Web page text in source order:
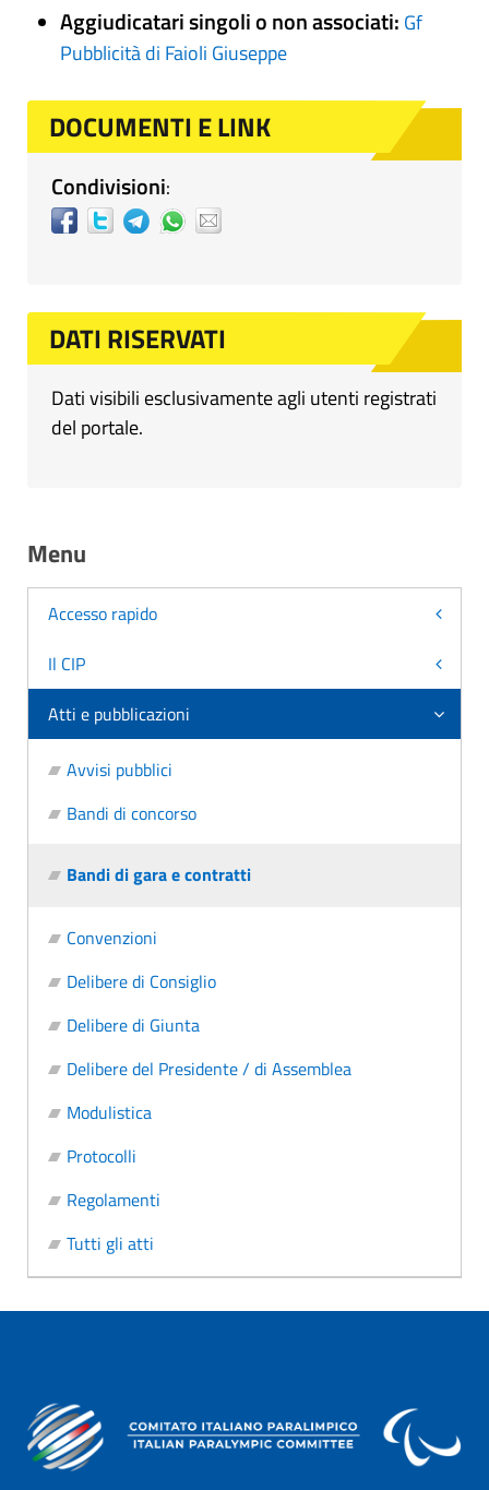
Aggiudicatari singoli o non associati: Gf
Pubblicità di Faioli Giuseppe
DOCUMENTI E LINK
Condivisioni:
DATI RISERVATI
Dati visibili esclusivamente agli utenti registrati
del portale.
Menu
Accesso rapido
Il CIP
Atti e pubblicazioni
Avvisi pubblici
Bandi di concorso
Bandi di gara e contratti
Convenzioni
Delibere di Consiglio
Delibere di Giunta
Delibere del Presidente / di Assemblea
Modulistica
Protocolli
Regolamenti
Tutti gli atti